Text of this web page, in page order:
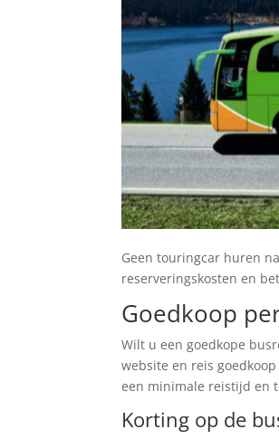
Geen touringcar huren
reserveringskosten en
Goedkoop
Wilt u een goedkope
website en reis
een minimale reistijd en
Korting op de